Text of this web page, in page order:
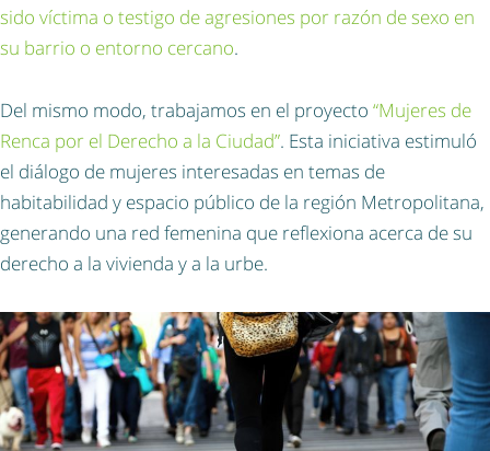
sido víctima o testigo de agresiones por razón de sexo en
su barrio o entorno cercano.
Del mismo modo, trabajamos en el proyecto “Mujeres de
Renca por el Derecho a la Ciudad”. Esta iniciativa estimuló
el diálogo de mujeres interesadas en temas de
habitabilidad y espacio público de la región Metropolitana,
generando una red femenina que reflexiona acerca de su
derecho a la vivienda y a la urbe.